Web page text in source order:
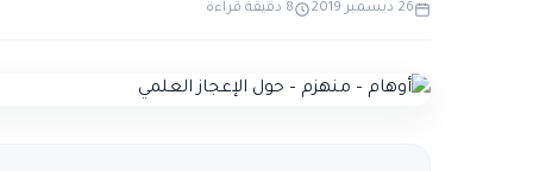
26 ديسمبر 2019 8 دقيقة قراءة